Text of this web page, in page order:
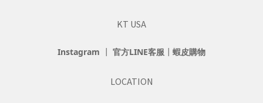
KT USA
Instagram ┃ 官方LINE客服 ┃ 蝦皮購物
LOCATION